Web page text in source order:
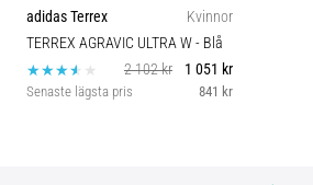
adidas Terrex
Kvinnor
TERREX AGRAVIC ULTRA W- Blå
2 102 kr
1 051 kr
Senaste lägsta pris 841 kr